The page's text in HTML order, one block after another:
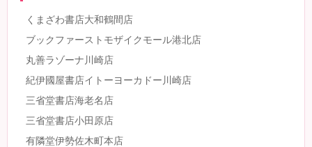
くまざわ書店大和鶴間店
ブックファーストモザイクモール港北店
丸善ラゾーナ川崎店
紀伊國屋書店イトーヨーカドー川崎店
三省堂書店海老名店
三省堂書店小田原店
有隣堂伊勢佐木町本店